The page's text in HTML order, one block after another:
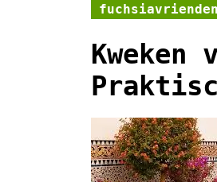
fuchsiavrienden